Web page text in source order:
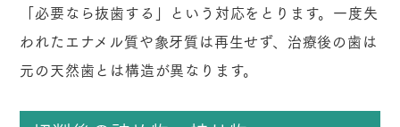
「必要なら抜歯する」という対応をとります。一度失
われたエナメル質や象牙質は再生せず、治療後の歯は
元の天然歯とは構造が異なります。